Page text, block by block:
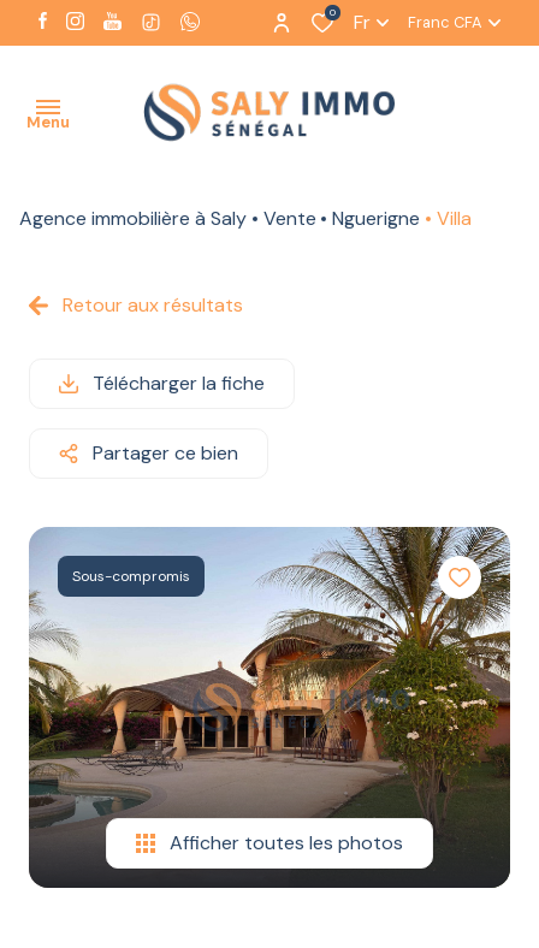
0 Fr Franc CFA
Menu
ACCUEIL
AGENCE
BIENS
VENTE
À LA
LOCATION
CONSTRUCTION
ESTIMATION
CONTACT
BLOG
Agence immobilière à Saly Vente Nguerigne Villa
Retour aux résultats
Télécharger la fiche
Partager ce bien
Sous-compromis
Afficher toutes les photos